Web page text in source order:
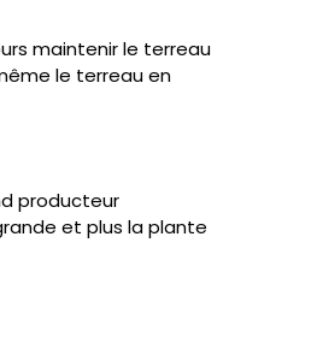
maintenir le terreau
le terreau en
producteur
et plus la plante